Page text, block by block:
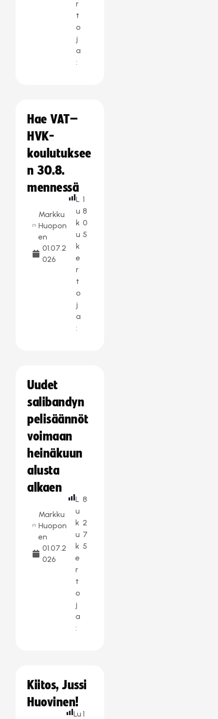
r
t
o
j
a
:
Hae VAT–
HVK-
koulutuksee
n 30.8.
mennessä
Markku
Huopon
en
01.07.2
026
L
u
k
u
k
e
r
t
o
j
a
:
1
8
0
5
Uudet
salibandyn
pelisäännöt
voimaan
heinäkuun
alusta
alkaen
Markku
Huopon
en
01.07.2
026
L
u
k
u
k
e
r
t
o
j
a
:
8
2
7
5
Kiitos, Jussi
Huovinen!
Lu 1